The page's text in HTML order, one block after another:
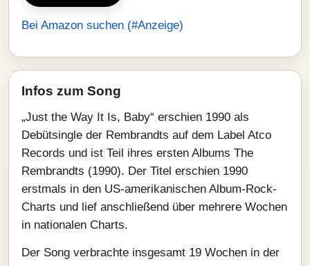
Bei Amazon suchen (#Anzeige)
Infos zum Song
„Just the Way It Is, Baby“ erschien 1990 als
Debütsingle der Rembrandts auf dem Label Atco
Records und ist Teil ihres ersten Albums The
Rembrandts (1990). Der Titel erschien 1990
erstmals in den US-amerikanischen Album-Rock-
Charts und lief anschließend über mehrere Wochen
in nationalen Charts.
Der Song verbrachte insgesamt 19 Wochen in der